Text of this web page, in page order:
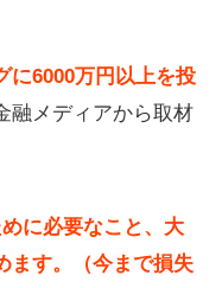
に6000万円以上を投
融メディアから取材
めに必要なこと、大
ます。（今まで損失